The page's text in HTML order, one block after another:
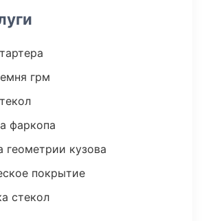
грм
фаркопа
геометрии кузова
покрытие
стекол